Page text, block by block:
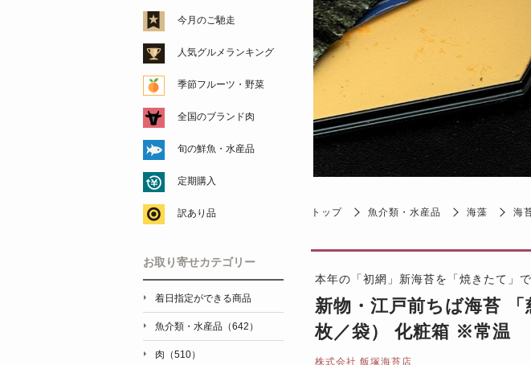
トップ 魚介類・水産品 海藻 海
本年の「初網」新海苔を「焼きたて」で
新物・江戸前ちば海苔
枚／袋） 化粧箱 ※常温
株式会社 飯塚海苔店
今月のご馳走
人気グルメランキング
季節フルーツ・野菜
全国のブランド肉
旬の鮮魚・水産品
定期購入
訳あり品
お取り寄せカテゴリー
着日指定ができる商品
魚介類・水産品（642）
肉（510）